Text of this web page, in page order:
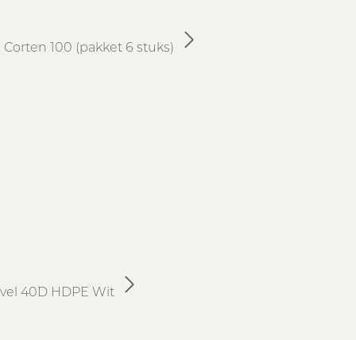
Corten 100 (pakket 6 stuks)
40D HDPE Wit